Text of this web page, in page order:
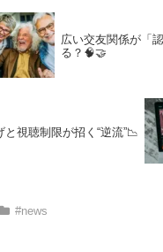
広い交友関係が「
る？🧠🤝
視聴制限が招く“逆流”📉
#news